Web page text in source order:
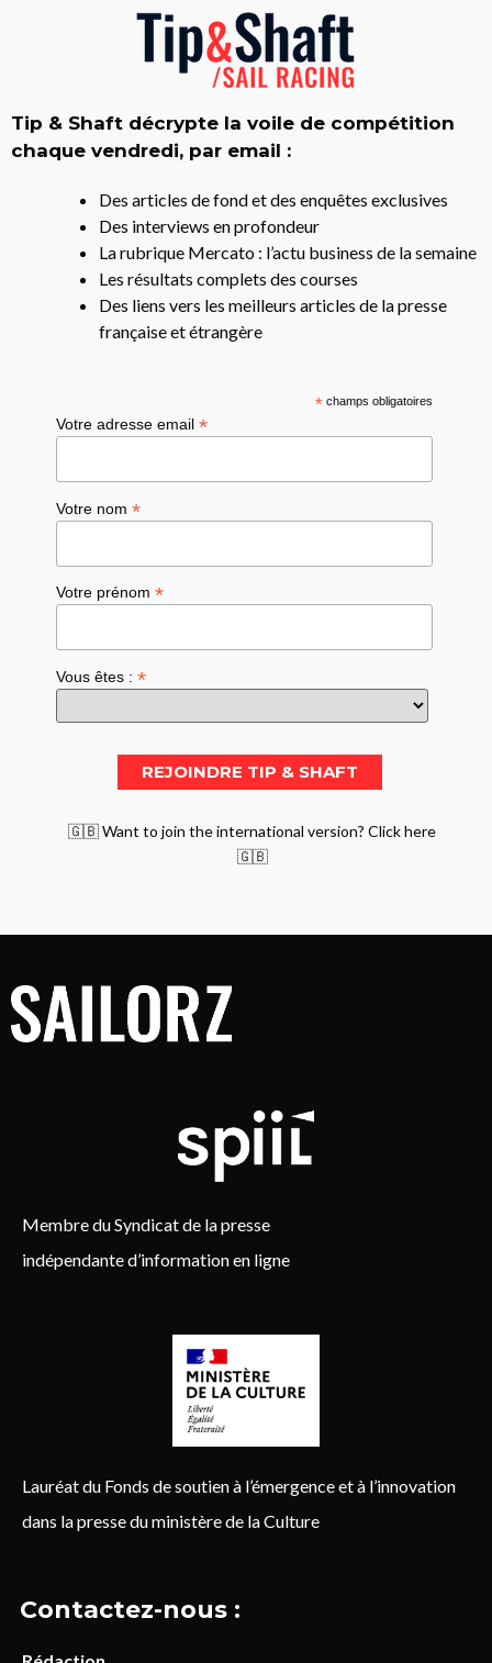
Tip & Shaft décrypte la voile de compétition
chaque vendredi, par email :
Des articles de fond et des enquêtes exclusives
Des interviews en profondeur
La rubrique Mercato : l’actu business de la semaine
Les résultats complets des courses
Des liens vers les meilleurs articles de la presse
française et étrangère
*champs obligatoires
Votre adresse email*
Votre nom*
Votre prénom*
Vous êtes :*
🇬🇧 Want to join the international version? Click here
🇬🇧
Membre du Syndicat de la presse
indépendante d’information en ligne
Lauréat du Fonds de soutien à l’émergence et à l’innovation
dans la presse du ministère de la Culture
Contactez-nous :